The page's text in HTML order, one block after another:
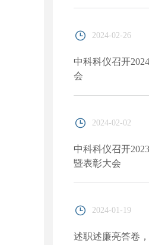
2024-02-26
中科科仪召开
会
2024-02-02
中科科仪召开
暨表彰大会
2024-01-19
述职述廉亮答卷